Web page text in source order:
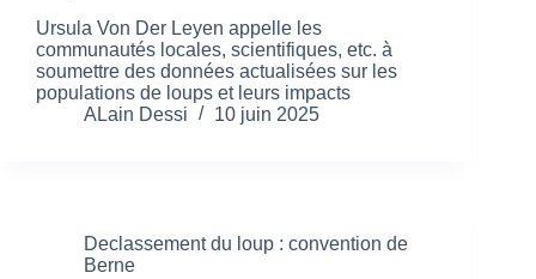
Ursula Von Der Leyen appelle les
communautés locales, scientifiques, etc. à
soumettre des données actualisées sur les
populations de loups et leurs impacts
ALain Dessi
10 juin 2025
Declassement du loup : convention de
Berne